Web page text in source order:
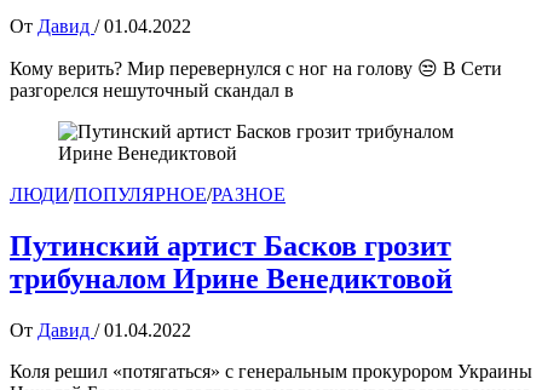
От Давид / 01.04.2022
Кому верить? Мир перевернулся с ног на голову 😒 В Сети
разгорелся нешуточный скандал в
ЛЮДИ/ПОПУЛЯРНОЕ/РАЗНОЕ
Путинский артист Басков грозит
трибуналом Ирине Венедиктовой
От Давид / 01.04.2022
Коля решил «потягаться» с генеральным прокурором Украины